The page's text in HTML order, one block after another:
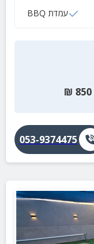
עמדת BBQ
850
₪
053-9374475